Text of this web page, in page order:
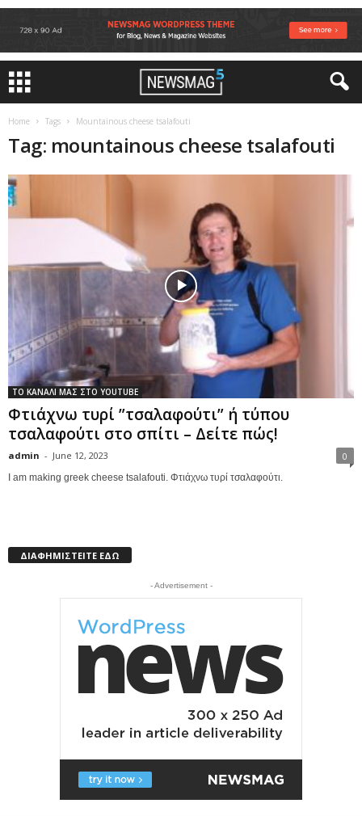
Home Tags Mountainous cheese tsalafouti
Tag: mountainous cheese tsalafouti
ΤΟ ΚΑΝΑΛΙ ΜΑΣ ΣΤΟ YOUTUBE
Φτιάχνω τυρί ”τσαλαφούτι” ή τύπου
τσαλαφούτι στο σπίτι – Δείτε πώς!
admin - June 12, 2023 0
I am making greek cheese tsalafouti. Φτιάχνω τυρί τσαλαφούτι.
ΔΙΑΦΗΜΙΣΤΕΙΤΕ ΕΔΩ
- Advertisement -